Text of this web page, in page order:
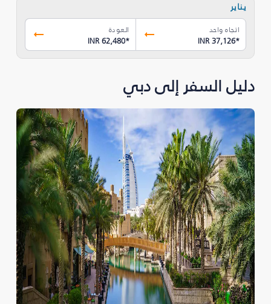
يناير
اتجاه واحد
INR 37,126*
العودة
INR 62,480*
دليل السفر إلى دبي